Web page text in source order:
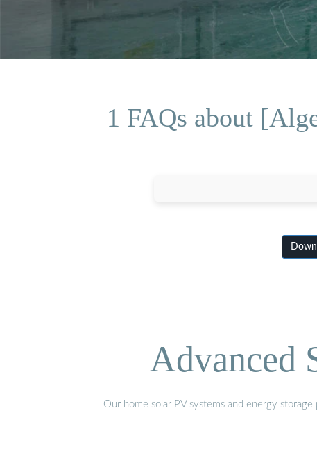
1 FAQs about
Advanced
Our home solar PV systems and energy